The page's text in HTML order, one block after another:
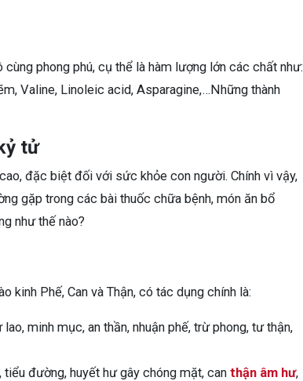
phong phú, cụ thể là hàm lượng lớn các chất như:
Valine, Linoleic acid, Asparagine,…Những thành
tử
đặc biệt đối với sức khỏe con người. Chính vì vậy,
gặp trong các bài thuốc chữa bệnh, món ăn bổ
như thế nào?
kinh Phế, Can và Thận, có tác dụng chính là:
minh mục, an thần, nhuận phế, trừ phong, tư thận,
đường, huyết hư gây chóng mặt, can thận âm hư,